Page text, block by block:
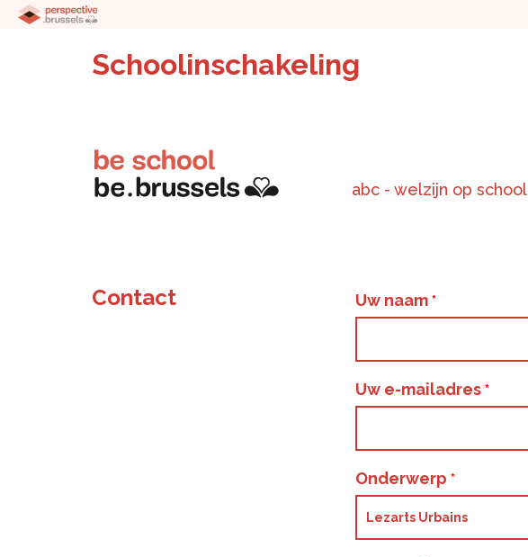
Schoolinschakeling
abc - welzijn op school
Contact Uw naam
Uw e-mailadres
Onderwerp